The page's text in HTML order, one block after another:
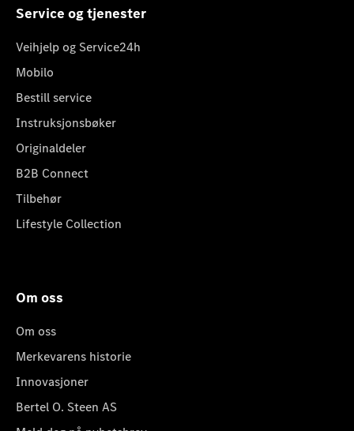
Service og tjenester
Veihjelp og Service24h
Mobilo
Bestill service
Instruksjonsbøker
Originaldeler
B2B Connect
Tilbehør
Lifestyle Collection
Om oss
Om oss
Merkevarens historie
Innovasjoner
Bertel O. Steen AS